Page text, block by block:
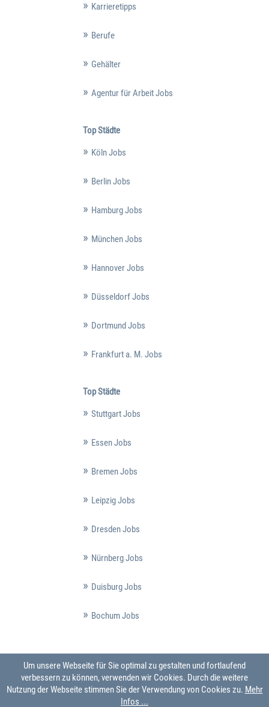
Karrieretipps
Berufe
Gehälter
Agentur für Arbeit Jobs
Top Städte
Köln Jobs
Berlin Jobs
Hamburg Jobs
München Jobs
Hannover Jobs
Düsseldorf Jobs
Dortmund Jobs
Frankfurt a. M. Jobs
Top Städte
Stuttgart Jobs
Essen Jobs
Bremen Jobs
Leipzig Jobs
Dresden Jobs
Nürnberg Jobs
Duisburg Jobs
Bochum Jobs
Um unsere Webseite für Sie optimal zu gestalten und fortlaufend
verbessern zu können, verwenden wir Cookies. Durch die weitere
Nutzung der Webseite stimmen Sie der Verwendung von Cookies zu. Mehr
Infos ...